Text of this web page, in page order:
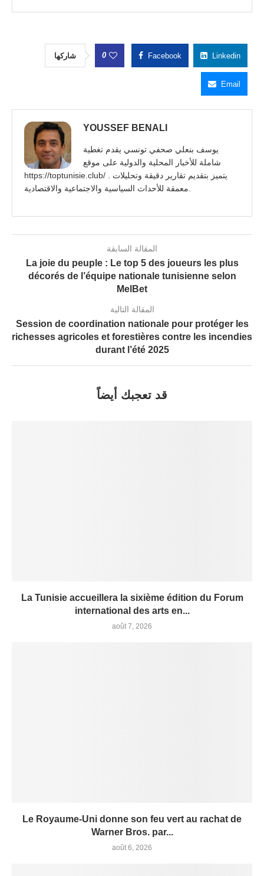
شاركها 0 Facebook Linkedin
Email
YOUSSEF BENALI
يوسف بنعلي صحفي تونسي يقدم تغطية
شاملة للأخبار المحلية والدولية على موقع
https://toptunisie.club/ . يتميز بتقديم تقارير دقيقة وتحليلات
المقالة السابقة
La joie du peuple : Le top 5 des joueurs les plus
décorés de l’équipe nationale tunisienne selon
MelBet
المقالة التالية
Session de coordination nationale pour protéger les
richesses agricoles et forestières contre les incendies
durant l’été 2025
قد تعجبك أيضاً
La Tunisie accueillera la sixième édition du Forum
international des arts en...
août 7, 2026
Le Royaume-Uni donne son feu vert au rachat de
Warner Bros. par...
août 6, 2026